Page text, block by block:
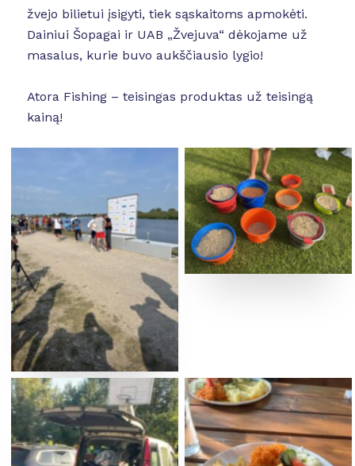
žvejo bilietui įsigyti, tiek sąskaitoms apmokėti.
Dainiui Šopagai ir UAB „Žvejuva“ dėkojame už
masalus, kurie buvo aukščiausio lygio!
Atora Fishing – teisingas produktas už teisingą
kainą!
No Caption